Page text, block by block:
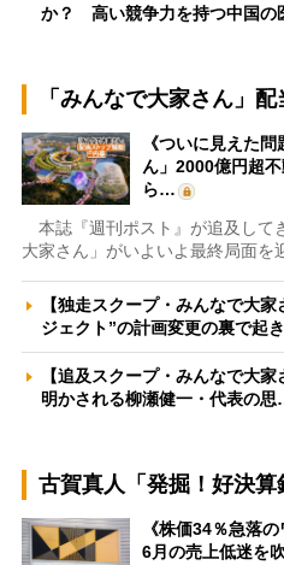
か？ 高い競争力を持つ中国の
「みんなで大家さん」
《ついに見えた
ん」2000億円超
ら…
本誌『週刊ポスト』が追及して
大家さん」がいよいよ最終局面を
【独走スクープ・みんなで大
ジェクト”の計画変更の裏で起
【追及スクープ・みんなで大
明かされる柳瀬健一・代表の
古賀真人「発掘！好決算
《株価34％急落
6月の売上低迷を